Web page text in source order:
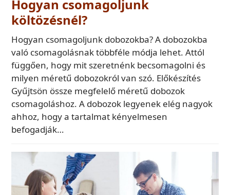
Hogyan csomagoljunk
költözésnél?
Hogyan csomagoljunk dobozokba? A dobozokba
való csomagolásnak többféle módja lehet. Attól
függően, hogy mit szeretnénk becsomagolni és
milyen méretű dobozokról van szó. Előkészítés
Gyűjtsön össze megfelelő méretű dobozok
csomagoláshoz. A dobozok legyenek elég nagyok
ahhoz, hogy a tartalmat kényelmesen
befogadják…